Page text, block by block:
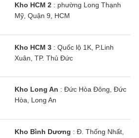
Kho HCM 2: phường Long Thạnh
Mỹ, Quận 9, HCM
Kho HCM 3: Quốc lộ 1K, P.Linh
Xuân, TP. Thủ Đức
Kho Long An : Đức Hòa Đông, Đức
Hòa, Long An
Kho Bình Dương : Đ. Thống Nhất,